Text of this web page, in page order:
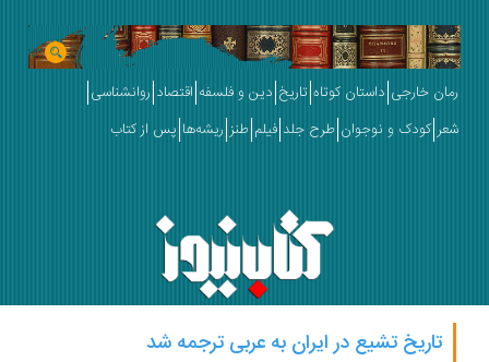
خارجی داستان کوتاه تاریخ دین و فلسفه اقتصاد روانشناسی
کودک و نوجوان طرح جلد فیلم طنز ریشه‌ها پس از کتاب
تاریخ تشیع در ایران به عربی ترجمه شد